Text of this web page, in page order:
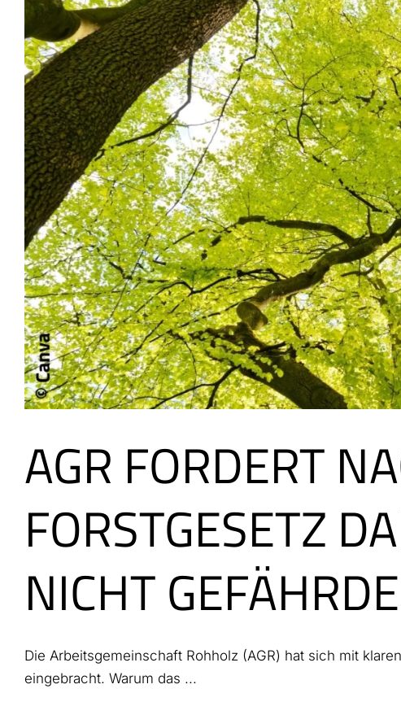
AGR FORDERT
FORSTGESETZ
NICHT
Die Arbeitsgemeinschaft Rohholz (AGR) hat sich mit
eingebracht. Warum das ...